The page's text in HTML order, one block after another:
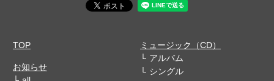
TOP
お知らせ
ミュージック（CD）
アルバム
シングル